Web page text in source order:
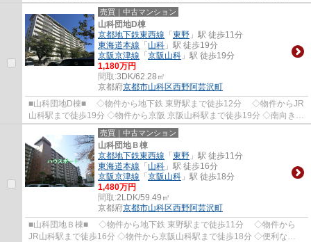
台新調、トイレ新調、 全室クロス張替、フ...
売買｜中古マンション
山科団地D棟
京都地下鉄東西線 「東野 」駅 徒歩11分
東海道本線 「山科 」駅 徒歩19分
京阪京津線 「京阪山科 」駅 徒歩19分
1,180万円
間取:3DK/62.28㎡
京都府京都市山科区西野阿芸沢町
■山科団地D棟■ ◇物件から地下鉄 東野駅まで徒歩12分 ◇物件からJR
山科駅まで徒歩19分 ◇物件から京阪 京阪山科駅まで徒歩19分 ◇南向きバ
ルコニーにつき陽当良好です。
売買｜中古マンション
山科団地Ｂ棟
京都地下鉄東西線 「東野 」駅 徒歩11分
東海道本線 「山科 」駅 徒歩16分
京阪京津線 「京阪山科 」駅 徒歩18分
1,480万円
間取:2LDK/59.49㎡
京都府京都市山科区西野阿芸沢町
■山科団地Ｂ棟■ ◇物件から地下鉄 東野駅まで徒歩11分 ◇物件から
JR山科駅まで徒歩16分 ◇物件から京阪山科駅まで徒歩18分 ◇便利な